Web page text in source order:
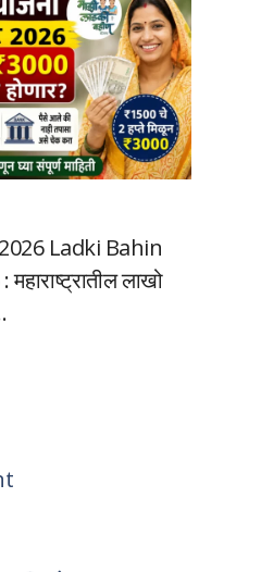
2026 Ladki Bahin
लाखो